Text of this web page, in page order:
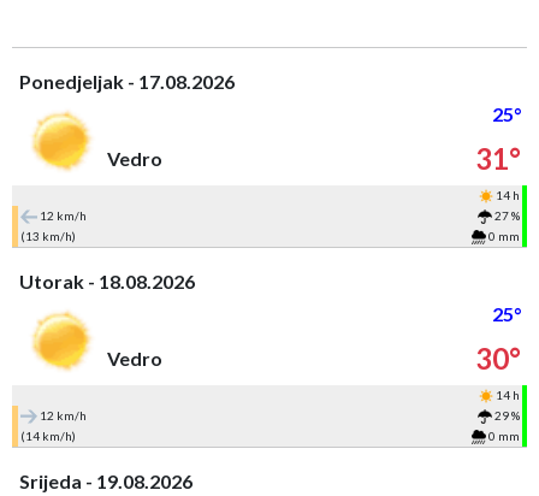
Ponedjeljak - 17.08.2026
25°
Vedro
31°
14 h
12 km/h
27 %
(13 km/h)
0 mm
Utorak - 18.08.2026
25°
Vedro
30°
14 h
12 km/h
29 %
(14 km/h)
0 mm
Srijeda - 19.08.2026